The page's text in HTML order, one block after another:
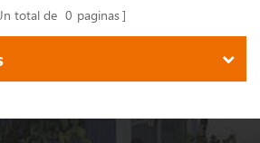
total de 0 paginas